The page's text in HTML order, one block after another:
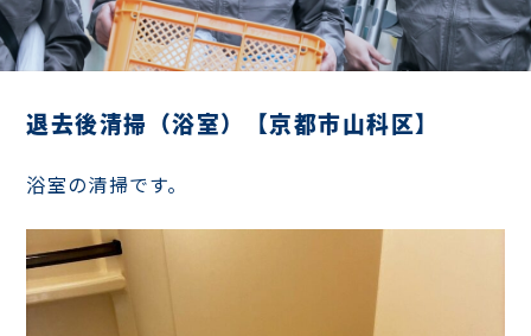
退去後清掃（浴室）【京都市山科区】
浴室の清掃です。